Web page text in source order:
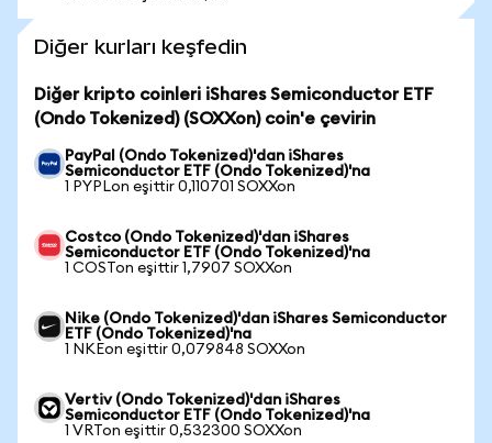
Diğer kurları keşfedin
Diğer kripto coinleri iShares Semiconductor ETF
(Ondo Tokenized) (SOXXon) coin'e çevirin
PayPal (Ondo Tokenized)'dan iShares
Semiconductor ETF (Ondo Tokenized)'na
1 PYPLon eşittir 0,110701 SOXXon
Costco (Ondo Tokenized)'dan iShares
Semiconductor ETF (Ondo Tokenized)'na
1 COSTon eşittir 1,7907 SOXXon
Nike (Ondo Tokenized)'dan iShares Semiconductor
ETF (Ondo Tokenized)'na
1 NKEon eşittir 0,079848 SOXXon
Vertiv (Ondo Tokenized)'dan iShares
Semiconductor ETF (Ondo Tokenized)'na
1 VRTon eşittir 0,532300 SOXXon